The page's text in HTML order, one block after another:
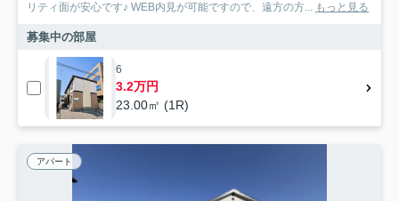
リティ面が安心です♪ WEB内見が可能ですので、遠方の方... もっと見る
募集中の部屋
6
3.2万円
23.00㎡ (1R)
アパート